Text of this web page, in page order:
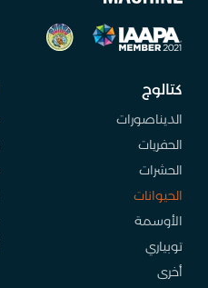
كتالوج
الديناصورات
الحفريات
الحشرات
الحيوانات
الأوسمة
توبياري
أخرى